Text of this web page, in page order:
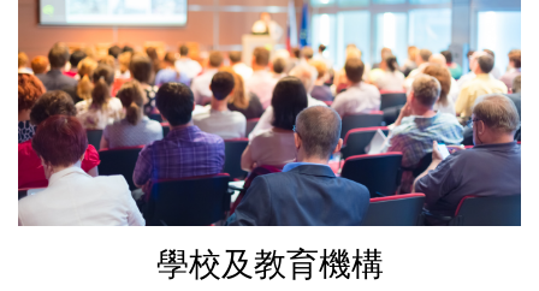
學校及教育機構